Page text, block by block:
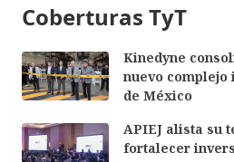
Coberturas TyT
Kinedyne
nuevo
de México
APIEJ alista su
fortalecer